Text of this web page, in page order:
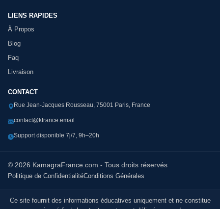
LIENS RAPIDES
À Propos
Blog
Faq
Livraison
CONTACT
Rue Jean-Jacques Rousseau, 75001 Paris, France
contact@kfrance.email
Support disponible 7j/7, 9h–20h
© 2026 KamagraFrance.com - Tous droits réservés
Politique de ConfidentialitéConditions Générales
Ce site fournit des informations éducatives uniquement et ne constitue